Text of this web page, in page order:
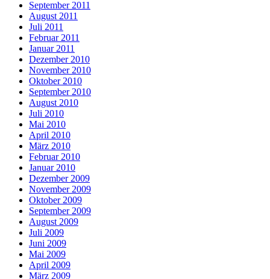
September 2011
August 2011
Juli 2011
Februar 2011
Januar 2011
Dezember 2010
November 2010
Oktober 2010
September 2010
August 2010
Juli 2010
Mai 2010
April 2010
März 2010
Februar 2010
Januar 2010
Dezember 2009
November 2009
Oktober 2009
September 2009
August 2009
Juli 2009
Juni 2009
Mai 2009
April 2009
März 2009